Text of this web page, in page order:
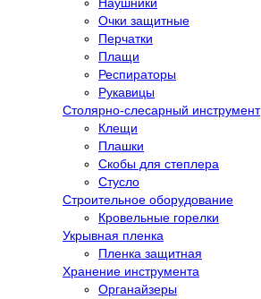
Наушники
Очки защитные
Перчатки
Плащи
Респираторы
Рукавицы
Столярно-слесарный инструмент
Клещи
Плашки
Скобы для степлера
Стусло
Строительное оборудование
Кровельные горелки
Укрывная пленка
Пленка защитная
Хранение инструмента
Органайзеры